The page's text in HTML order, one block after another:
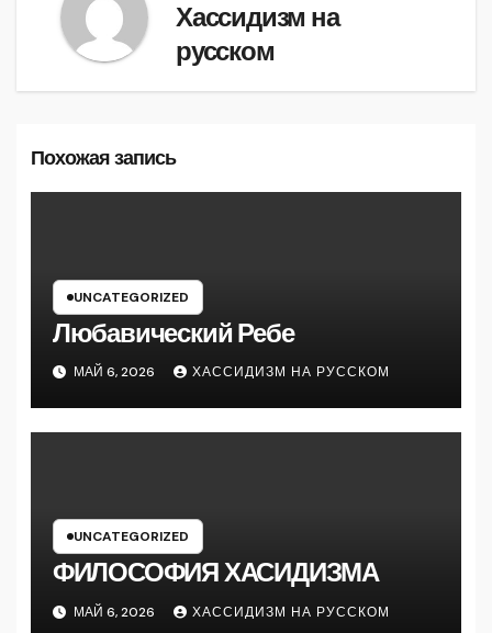
Хассидизм на
русском
Похожая запись
UNCATEGORIZED
Любавический Ребе
МАЙ 6, 2026 ХАССИДИЗМ НА РУССКОМ
UNCATEGORIZED
ФИЛОСОФИЯ ХАСИДИЗМА
МАЙ 6, 2026 ХАССИДИЗМ НА РУССКОМ